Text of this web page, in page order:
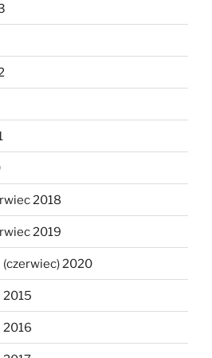
2018
2019
2020
2015
2016